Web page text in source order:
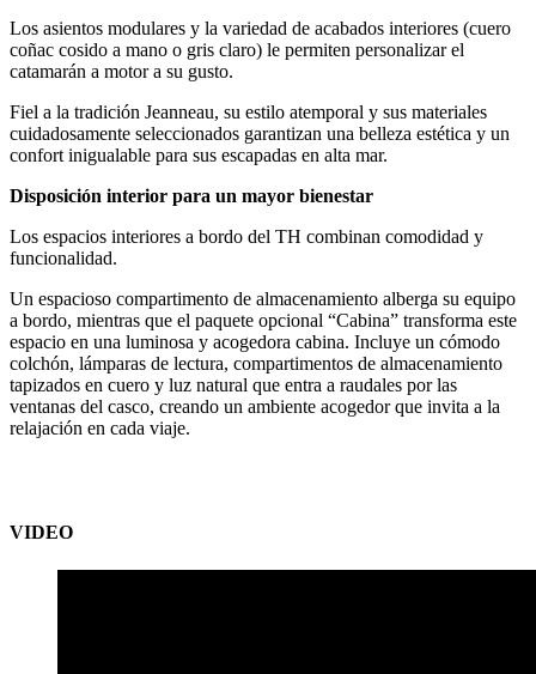
Los asientos modulares y la variedad de acabados interiores (cuero
coñac cosido a mano o gris claro) le permiten personalizar el
catamarán a motor a su gusto.
Fiel a la tradición Jeanneau, su estilo atemporal y sus materiales
cuidadosamente seleccionados garantizan una belleza estética y un
confort inigualable para sus escapadas en alta mar.
Disposición interior para un mayor bienestar
Los espacios interiores a bordo del TH combinan comodidad y
funcionalidad.
Un espacioso compartimento de almacenamiento alberga su equipo
a bordo, mientras que el paquete opcional “Cabina” transforma este
espacio en una luminosa y acogedora cabina. Incluye un cómodo
colchón, lámparas de lectura, compartimentos de almacenamiento
tapizados en cuero y luz natural que entra a raudales por las
ventanas del casco, creando un ambiente acogedor que invita a la
relajación en cada viaje.
VIDEO